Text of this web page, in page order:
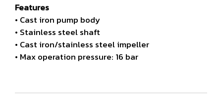
Features
• Cast iron pump body
• Stainless steel shaft
• Cast iron/stainless steel impeller
• Max operation pressure: 16 bar